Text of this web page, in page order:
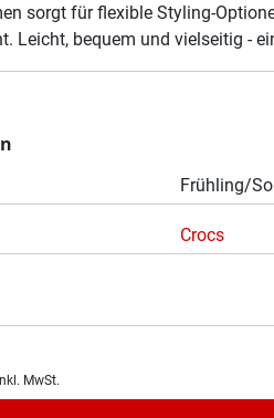
sorgt für flexible Styling-
Leicht, bequem und vielseitig -
Frühling/
Crocs
MwSt.